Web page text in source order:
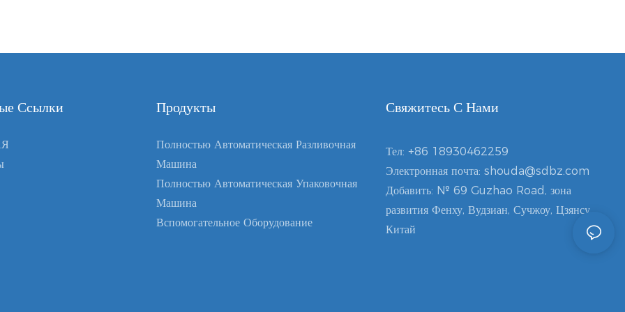
Ссылки Продукты
Полностью Автоматическая Разливочная
Машина
Полностью Автоматическая Упаковочная
Машина
Вспомогательное Оборудование
Свяжитесь С Нами
Тел: +86 18930462259
Электронная почта: shouda@sdbz.com
Добавить: № 69 Guzhao Road, зона
развития Фенху, Вудзиан, Сучжоу, Цзянсу,
Китай